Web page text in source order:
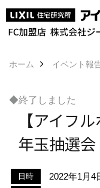
ホーム イベント報
◆終了しました
【アイフ
年玉抽選会
日時 2022年1月4